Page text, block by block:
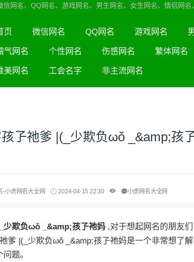
网名、QQ网名、游戏网名、男生网名、女生网名、情侣网名
页 微信网名 QQ网名 游戏网名
气网名 个性网名 伤感网名 繁体网名
美网名 工会名字 非主流网名
孒祂爹 |(_少欺负ωǒ _&amp;孩
-小虎网名大全网 2024-04-15 22:30 小虎网名大全网
少欺负ωǒ _&amp;孩孒祂妈 ,对于想起网名的朋友们
爹 |(_少欺负ωǒ _&amp;孩孒祂妈是一个非常想了解
题。